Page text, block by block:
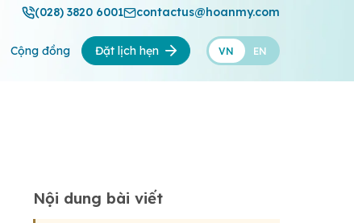
(028) 3820 6001 contactus@hoanmy.com
Cộng đồng Đặt lịch hẹn VN EN
Nội dung bài viết